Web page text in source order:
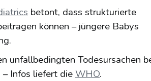
betont, dass strukturierte
können – jüngere Babys
unfallbedingten Todesursachen
Infos liefert die WHO.